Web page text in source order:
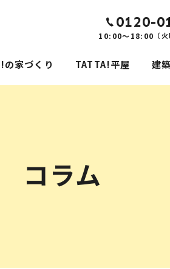
0120-
10:00～18:00 （
の家づくり TATTA!平屋 建
コラム